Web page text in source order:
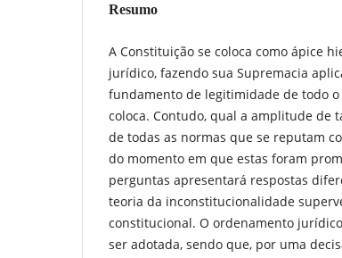
Resumo
A Constituição se coloca como ápice
jurídico, fazendo sua Supremacia
fundamento de legitimidade de todo
coloca. Contudo, qual a amplitude de
de todas as normas que se reputam
do momento em que estas foram
perguntas apresentará respostas
teoria da inconstitucionalidade
constitucional. O ordenamento
ser adotada, sendo que, por uma